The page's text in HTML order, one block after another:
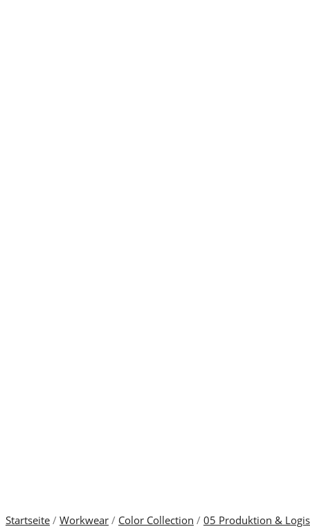
Startseite / Workwear / Color Collection / 05 Produktion &